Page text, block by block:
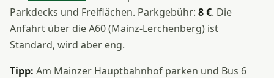
Parkdecks und Freiflächen. Parkgebühr: 8 €. Die
Anfahrt über die A60 (Mainz-Lerchenberg) ist
Standard, wird aber eng.
Tipp: Am Mainzer Hauptbahnhof parken und Bus 6